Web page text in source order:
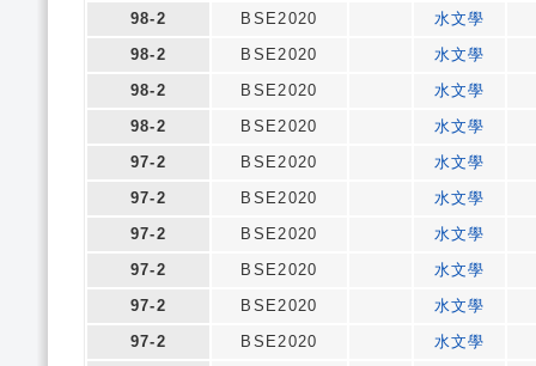
98-2
BSE2020
水文學
98-2
BSE2020
水文學
98-2
BSE2020
水文學
98-2
BSE2020
水文學
97-2
BSE2020
水文學
97-2
BSE2020
水文學
97-2
BSE2020
水文學
97-2
BSE2020
水文學
97-2
BSE2020
水文學
97-2
BSE2020
水文學